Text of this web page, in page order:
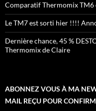
Comparatif Thermomix TM6
Le TM7 est sorti hier !!!!
Dernière chance, 45 %
Thermomix de Claire
ABONNEZ VOUS À MA
MAIL REÇU POUR